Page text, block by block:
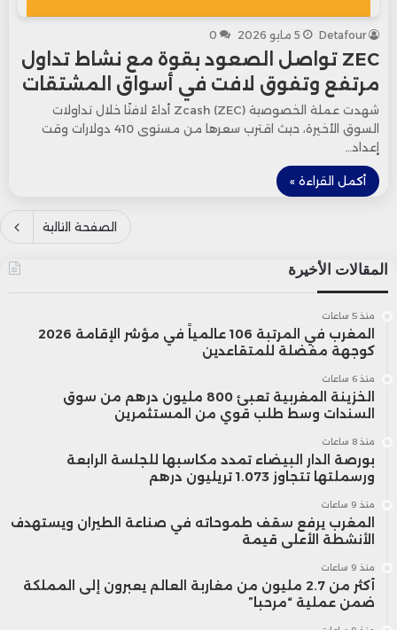
Detafour 5 مايو 2026 0
ZEC تواصل الصعود بقوة مع نشاط تداول
مرتفع وتفوق لافت في أسواق المشتقات
شهدت عملة الخصوصية Zcash (ZEC) أداءً لافتًا خلال تداولات
السوق الأخيرة، حيث اقترب سعرها من مستوى 410 دولارات وقت
إعداد…
أكمل القراءة »
الصفحة التالية
المقالات الأخيرة
منذ 5 ساعات
المغرب في المرتبة 106 عالمياً في مؤشر الإقامة 2026
كوجهة مفضلة للمتقاعدين
منذ 6 ساعات
الخزينة المغربية تعبئ 800 مليون درهم من سوق
السندات وسط طلب قوي من المستثمرين
منذ 8 ساعات
بورصة الدار البيضاء تمدد مكاسبها للجلسة الرابعة
ورسملتها تتجاوز 1.073 تريليون درهم
منذ 9 ساعات
المغرب يرفع سقف طموحاته في صناعة الطيران ويستهدف
الأنشطة الأعلى قيمة
منذ 9 ساعات
أكثر من 2.7 مليون من مغاربة العالم يعبرون إلى المملكة
ضمن عملية “مرحبا”